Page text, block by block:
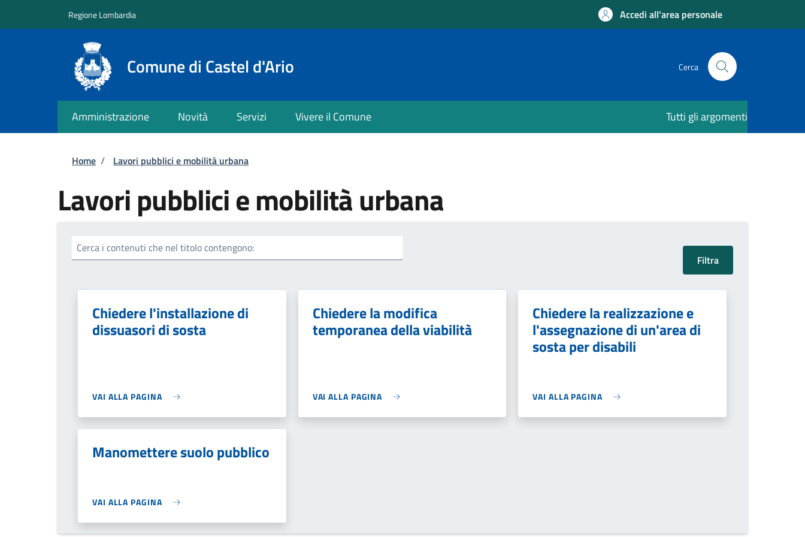
Regione Lombardia Accedi all'area personale
Comune di Castel d'Ario Cerca
Amministrazione Novità Servizi Vivere il Comune Tutti gli argomenti
Briciole di pane
Home / Lavori pubblici e mobilità urbana
Lavori pubblici e mobilità urbana
Cerca i contenuti che nel titolo contengono:
Chiedere l'installazione di
dissuasori di sosta
VAI ALLA PAGINA
Chiedere la modifica
temporanea della viabilità
VAI ALLA PAGINA
Chiedere la realizzazione e
l'assegnazione di un'area di
sosta per disabili
VAI ALLA PAGINA
Manomettere suolo pubblico
VAI ALLA PAGINA